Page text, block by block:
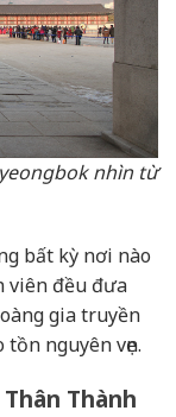
nhìn từ
bất kỳ nơi nào
viên đều đưa
gia truyền
nguyên vẹn.
Thành